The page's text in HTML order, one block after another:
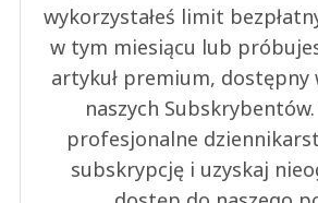
wykorzystałeś limit
w tym miesiącu lub
artykuł premium, dostępny
naszych
profesjonalne
subskrypcję i uzyskaj